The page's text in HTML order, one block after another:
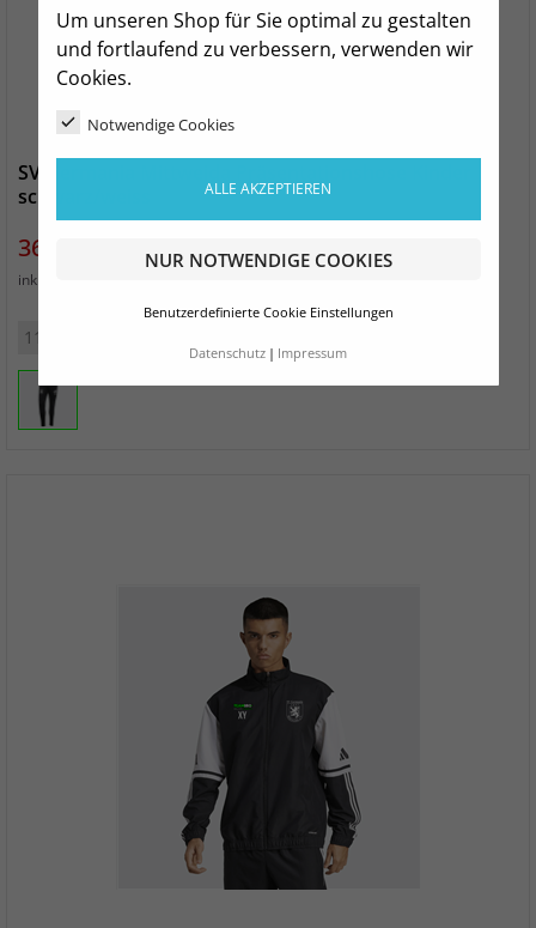
Um unseren Shop für Sie optimal zu gestalten
und fortlaufend zu verbessern, verwenden wir
Cookies.
Notwendige Cookies
ALLE AKZEPTIEREN
NUR NOTWENDIGE COOKIES
Benutzerdefinierte Cookie Einstellungen
Datenschutz Impressum
SV Germania Mittweida Präsentationshose Kinder
schwarz/weiss
Preis
36,99 €
inkl. MwSt.
116